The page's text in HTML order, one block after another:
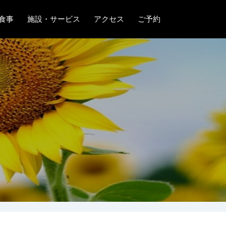
館
館
事 施設・サービス アクセス ご予約